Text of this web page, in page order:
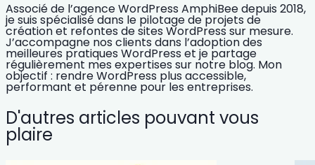
Associé de l’agence WordPress AmphiBee depuis 2018,
je suis spécialisé dans le pilotage de projets de
création et refontes de sites WordPress sur mesure.
J’accompagne nos clients dans l’adoption des
meilleures pratiques WordPress et je partage
régulièrement mes expertises sur notre blog. Mon
objectif : rendre WordPress plus accessible,
performant et pérenne pour les entreprises.
D'autres articles pouvant vous
plaire